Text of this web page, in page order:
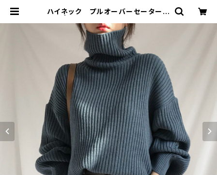
ハイネック プルオーバーセーター
品送料無料です♪